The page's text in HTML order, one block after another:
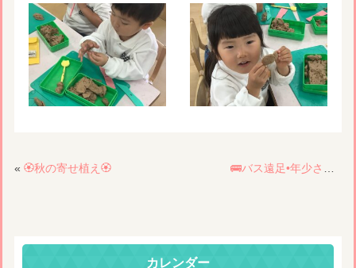
« 🏵️秋の寄せ植え🏵️
カレンダー